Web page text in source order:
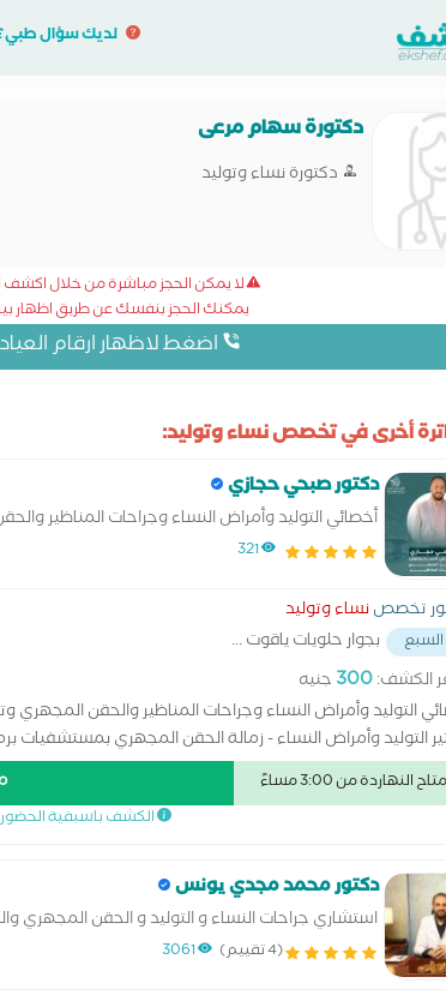
لديك سؤال
دكتورة سهام مرعى
دكتورة نساء وتوليد
لا يمكن الحجز مباشرة من خلال اكشف
يمكنك الحجز بنفسك عن طريق اظهار
اضغط لاظهار ارقام
أخرى في تخصص نساء وتوليد:
دكتور صبحي حجازي
أخصائي التوليد وأمراض النساء وجراحات المناظير
321
تخصصنساء وتوليد
السبع بجوار حلويات ياقوت...
الكشف:300 جنيه
التوليد وأمراض النساء - زمالة الحقن المجهري بمستشفيات
الدقيق - عضو رابطة النساء والتوليد
متاح النهاردة من 3:00 مساءً
الكشف باسبقية الحضور
دكتور محمد مجدي يونس
استشاري جراحات النساء و التوليد و الحقن المجهري
(4 تقييم) 3061